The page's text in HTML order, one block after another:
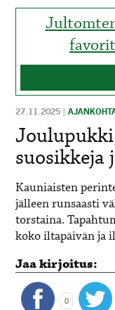
27.11.2025 |
suosikkeja
Kauniaisten
jälleen runsaasti
torstaina.
koko iltapäivän ja
Jaa kirjoitus:
0